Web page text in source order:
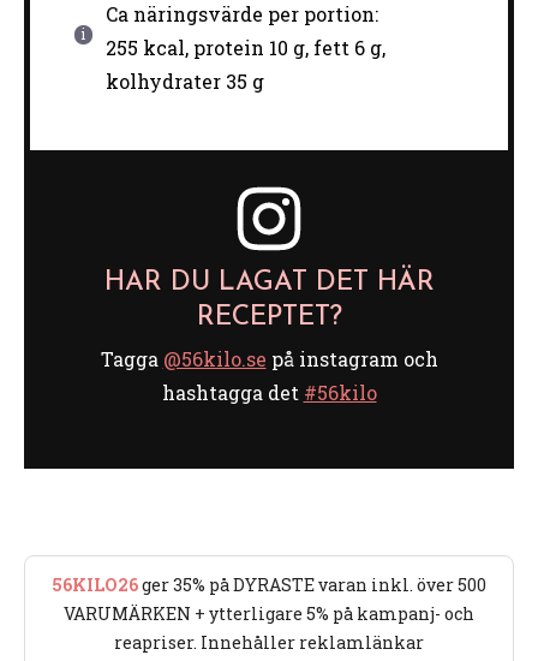
Ca näringsvärde per portion:
255 kcal, protein 10 g, fett 6 g,
kolhydrater 35 g
HAR DU LAGAT DET HÄR
RECEPTET?
Tagga @56kilo.se på instagram och
hashtagga det #56kilo
56KILO26ger 35% på DYRASTE varan inkl. över 500
VARUMÄRKEN + ytterligare 5% på kampanj- och
reapriser. Innehåller reklamlänkar